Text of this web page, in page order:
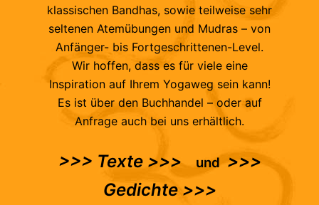
klassischen Bandhas, sowie teilweise sehr
seltenen Atemübungen und Mudras – von
Anfänger- bis Fortgeschrittenen-Level.
Wir hoffen, dass es für viele eine
Inspiration auf Ihrem Yogaweg sein kann!
Es ist über den Buchhandel – oder auf
Anfrage auch bei uns erhältlich.
>>> Texte >>> und>>>
Gedichte >>>